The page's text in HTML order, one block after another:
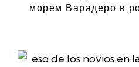
морем Варадеро в